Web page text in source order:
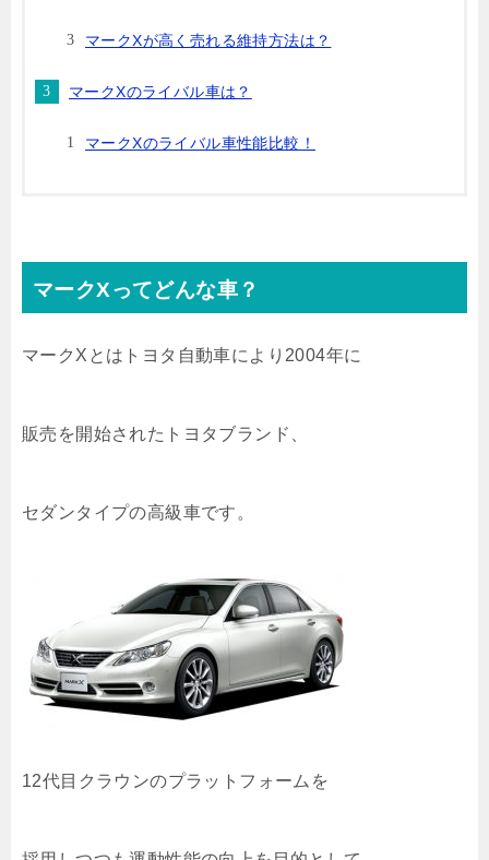
マークXが高く売れる維持方法は？
マークXのライバル車は？
マークXのライバル車性能比較！
マークXってどんな車？
マークXとはトヨタ自動車により2004年に
販売を開始されたトヨタブランド、
セダンタイプの高級車です。
12代目クラウンのプラットフォームを